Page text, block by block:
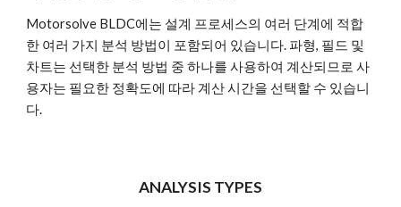
Motorsolve BLDC에는 설계 프로세스의 여러 단계에 적합
한 여러 가지 분석 방법이 포함되어 있습니다. 파형, 필드 및
차트는 선택한 분석 방법 중 하나를 사용하여 계산되므로 사
용자는 필요한 정확도에 따라 계산 시간을 선택할 수 있습니
다.
ANALYSIS TYPES